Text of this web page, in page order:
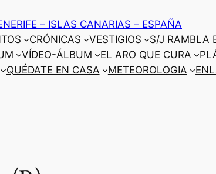
– ISLAS CANARIAS – ESPAÑA
CRÓNICAS VESTIGIOS S/J RAMBLA
VÍDEO-ÁLBUM EL ARO QUE CURA
QUÉDATE EN CASA METEOROLOGIA